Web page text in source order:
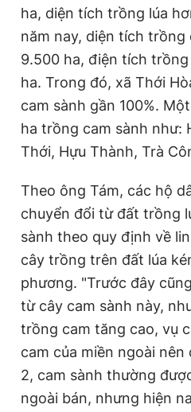
ha, diện tích trồng lúa
năm nay, diện tích trồng
9.500 ha, điện tích
ha. Trong đó, xã Thới
cam sành gần 100%.
ha trồng cam sành như:
Thới, Hựu Thành, Trà
Theo ông Tám, các hộ
chuyển đổi từ đất trồng
sành theo quy định về
cây trồng trên đất lúa
phương. "Trước đây
từ cây cam sành này,
trồng cam tăng cao, vụ
cam của miền ngoài
2, cam sành thường
ngoài bán, nhưng hiện